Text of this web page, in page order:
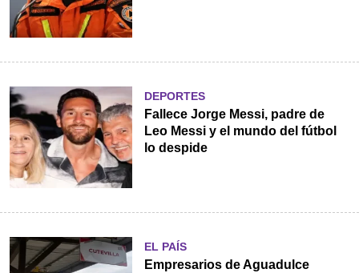
DEPORTES
Fallece Jorge Messi, padre de
Leo Messi y el mundo del fútbol
lo despide
EL PAÍS
Empresarios de Aguadulce